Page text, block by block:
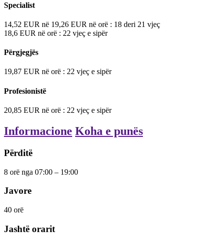
Specialist
14,52 EUR në 19,26 EUR në orë : 18 deri 21 vjeç
18,6 EUR në orë : 22 vjeç e sipër
Përgjegjës
19,87 EUR në orë : 22 vjeç e sipër
Profesionistë
20,85 EUR në orë : 22 vjeç e sipër
Informacione Koha e punës
Përditë
8 orë nga 07:00 – 19:00
Javore
40 orë
Jashtë orarit